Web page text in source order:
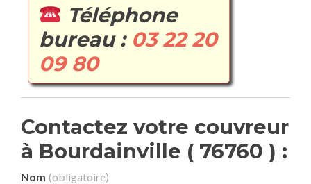
Téléphone
bureau : 03 22 20
09 80
Contactez votre couvreur
à Bourdainville ( 76760 ) :
Nom (obligatoire)